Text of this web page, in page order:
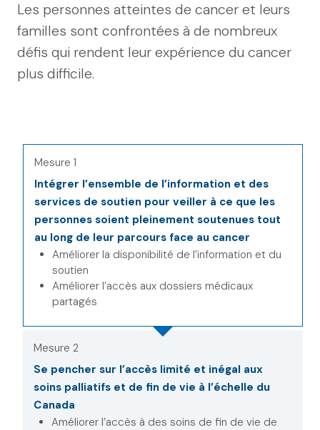
Les personnes atteintes de cancer et leurs
familles sont confrontées à de nombreux
défis qui rendent leur expérience du cancer
plus difficile.
Mesure 1
Intégrer l’ensemble de l’information et des
services de soutien pour veiller à ce que les
personnes soient pleinement soutenues tout
au long de leur parcours face au cancer
Améliorer la disponibilité de l’information et du
soutien
Améliorer l’accès aux dossiers médicaux
partagés
Mesure 2
Se pencher sur l’accès limité et inégal aux
soins palliatifs et de fin de vie à l’échelle du
Canada
Améliorer l’accès à des soins de fin de vie de